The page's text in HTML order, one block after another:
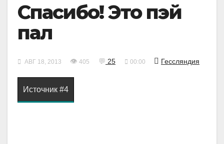
Спасибо! Это пэй
пал
АВГ 18, 2013 👁 405 💬 25 00:00 Гессляндия
Источник #4